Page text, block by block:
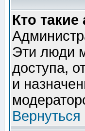
Кто
Эти люди
доступа,
и
Вернуться